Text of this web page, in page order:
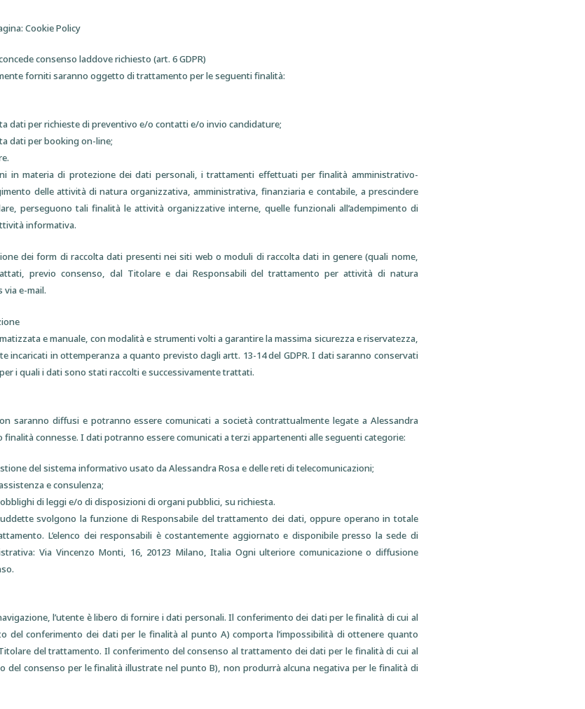
Cookie Policy
consenso laddove richiesto (art. 6 GDPR)
forniti saranno oggetto di trattamento per le seguenti finalità:
dati per richieste di preventivo e/o contatti e/o invio candidature;
dati per booking on-line;
in materia di protezione dei dati personali, i trattamenti effettuati per finalità amministrativo-
delle attività di natura organizzativa, amministrativa, finanziaria e contabile, a prescindere
perseguono tali finalità le attività organizzative interne, quelle funzionali all’adempimento di
informativa.
dei form di raccolta dati presenti nei siti web o moduli di raccolta dati in genere (quali nome,
previo consenso, dal Titolare e dai Responsabili del trattamento per attività di natura
via e-mail.
e manuale, con modalità e strumenti volti a garantire la massima sicurezza e riservatezza,
incaricati in ottemperanza a quanto previsto dagli artt. 13-14 del GDPR. I dati saranno conservati
i quali i dati sono stati raccolti e successivamente trattati.
saranno diffusi e potranno essere comunicati a società contrattualmente legate a Alessandra
connesse. I dati potranno essere comunicati a terzi appartenenti alle seguenti categorie:
del sistema informativo usato da Alessandra Rosa e delle reti di telecomunicazioni;
e consulenza;
di leggi e/o di disposizioni di organi pubblici, su richiesta.
svolgono la funzione di Responsabile del trattamento dei dati, oppure operano in totale
L’elenco dei responsabili è costantemente aggiornato e disponibile presso la sede di
Via Vincenzo Monti, 16, 20123 Milano, Italia Ogni ulteriore comunicazione o diffusione
l’utente è libero di fornire i dati personali. Il conferimento dei dati per le finalità di cui al
del conferimento dei dati per le finalità al punto A) comporta l’impossibilità di ottenere quanto
del trattamento. Il conferimento del consenso al trattamento dei dati per le finalità di cui al
del consenso per le finalità illustrate nel punto B), non produrrà alcuna negativa per le finalità di